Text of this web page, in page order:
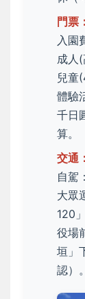
門票：
入園
成人
兒童
體驗
千日
算。
交通：
自駕
大眾
120
役場
垣」
認）